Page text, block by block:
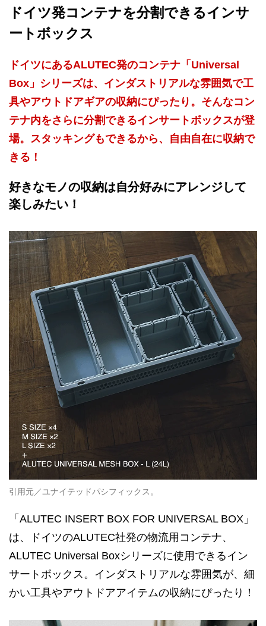
ドイツ発コンテナを分割できるインサ
ートボックス
ドイツにあるALUTEC発のコンテナ「Universal
Box」シリーズは、インダストリアルな雰囲気で工
具やアウトドアギアの収納にぴったり。そんなコン
テナ内をさらに分割できるインサートボックスが登
場。スタッキングもできるから、自由自在に収納で
きる！
好きなモノの収納は自分好みにアレンジして
楽しみたい！
引用元／ユナイテッドパシフィックス。
「ALUTEC INSERT BOX FOR UNIVERSAL BOX」
は、ドイツのALUTEC社発の物流用コンテナ、
ALUTEC Universal Boxシリーズに使用できるイン
サートボックス。インダストリアルな雰囲気が、細
かい工具やアウトドアアイテムの収納にぴったり！